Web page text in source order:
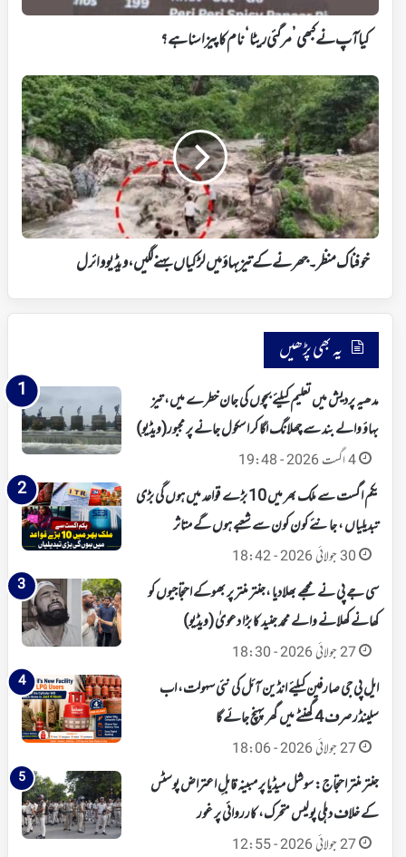
کا
پیزا
ہے؟
کیا آپ نے کبھی ’مر گئی ریٹا‘ نام کا پیزا سنا ہے؟
خوفناک
منظر۔
جھرنے
کے
تیز
بہاؤ
میں
لڑکیاں
بہنے
لگیں،
ویڈیو
وائرل
خوفناک منظر۔ جھرنے کے تیز بہاؤ میں لڑکیاں بہنے لگیں، ویڈیو وائرل
یہ بھی پڑھیں
مدھیہ پردیش میں تعلیم کیلئے بچوں کی جان خطرے میں، تیز
بہاؤ والے بند سے چھلانگ لگا کر اسکول جانے پر مجبور(ویڈیو)
4 اگست 2026 - 19:48
یکم اگست سے ملک بھر میں 10 بڑے قواعد میں ہوں گی بڑی
تبدیلیاں ، جانئے کون کون سے شعبے ہوں گے متاثر
30 جولائی 2026 - 18:42
سی جے پی نے مجھے بھلادیا ،جنتر منتر پر بھوکے احتجاجیوں کو
کھانے کھلانے والے محمد جنید کا بڑا دعویٰ (ویڈیو)
27 جولائی 2026 - 18:30
ایل پی جی صارفین کیلئے انڈین آئل کی نئی سہولت، اب
سلینڈر صرف 4 گھنٹے میں گھر پہنچ جائے گا
27 جولائی 2026 - 18:06
جنتر منتر احتجاج: سوشل میڈیا پر مبینہ قابلِ اعتراض پوسٹس
کے خلاف دہلی پولیس متحرک، کارروائی پر غور
27 جولائی 2026 - 12:55